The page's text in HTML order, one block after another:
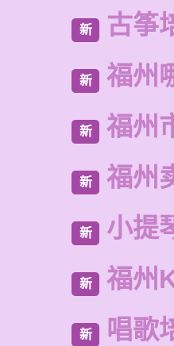
新 古筝
新 福州
新 福州
新 福州
新 小提
新 福州
新 唱歌